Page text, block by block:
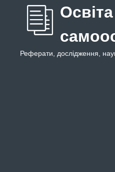
Реферати, дослідження,